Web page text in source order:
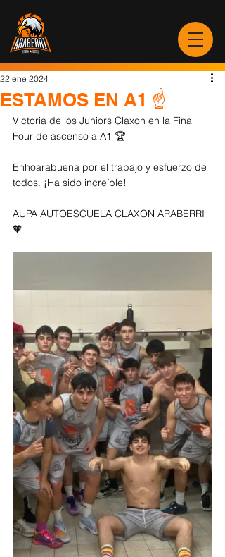
ESTAMOS EN A1 ☝️
22 ene 2024
Victoria de los Juniors Claxon en la Final
Four de ascenso a A1 🏆
Enhoarabuena por el trabajo y esfuerzo de
todos. ¡Ha sido increíble!
AUPA AUTOESCUELA CLAXON ARABERRI
🧡